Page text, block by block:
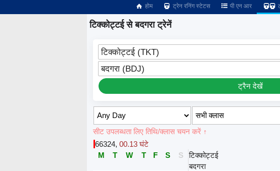
होम ट्रेन रनिंग स्टेटस पी एन आर
टिक्कोट्टई से बदगरा ट्रेनें
टिक्कोट्टई (TKT)
बदगरा (BDJ)
ट्रैन देखें
सीट उपलब्धता लिए तिथि/क्लास चयन करें ↑
66324, 00.13 घंटे
M
T W T F S S टिक्कोट्टई
बदगरा